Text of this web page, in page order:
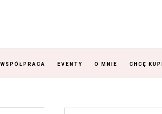
WSPÓŁPRACA EVENTY O MNIE CHCĘ